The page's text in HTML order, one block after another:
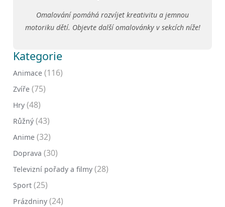
Omalování pomáhá rozvíjet kreativitu a jemnou
motoriku dětí. Objevte další omalovánky v sekcích níže!
Kategorie
Animace (116)
Zvíře (75)
Hry (48)
Růžný (43)
Anime (32)
Doprava (30)
Televizní pořady a filmy (28)
Sport (25)
Prázdniny (24)